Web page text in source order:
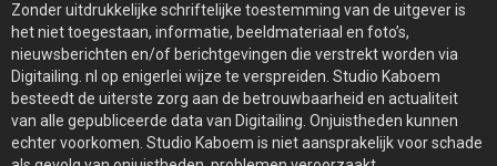
Zonder uitdrukkelijke schriftelijke toestemming van de uitgever is
het niet toegestaan, informatie, beeldmateriaal en foto’s,
nieuwsberichten en/of berichtgevingen die verstrekt worden via
Digitailing. nl op enigerlei wijze te verspreiden. Studio Kaboem
besteedt de uiterste zorg aan de betrouwbaarheid en actualiteit
van alle gepubliceerde data van Digitailing. Onjuistheden kunnen
echter voorkomen. Studio Kaboem is niet aansprakelijk voor schade